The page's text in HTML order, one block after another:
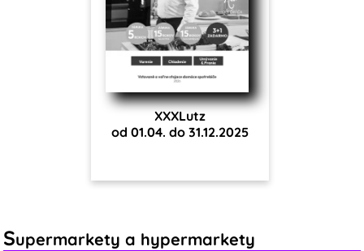
XXXLutz
od 01.04. do 31.12.2025
Supermarkety a hypermarkety